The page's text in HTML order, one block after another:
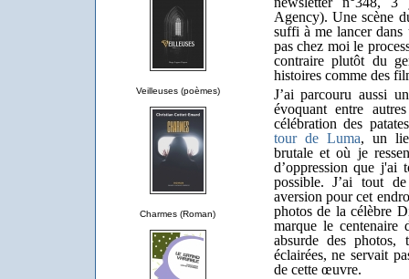
Veilleuses (poèmes)
Charmes (Roman)
Agency). Une scène
suffi à me lancer dans
pas chez moi le
contraire plutôt du
histoires comme des
J’ai parcouru aussi
évoquant entre
célébration des
tour de Luma, un
brutale et où je
d’oppression que j'ai
possible. J’ai tout
aversion pour cet
photos de la célèbre
marque le centenaire
absurde des
éclairées, ne servait
de cette œuvre.